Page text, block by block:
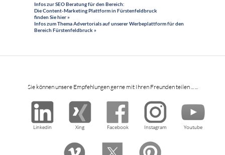
Infos zur SEO Beratung für den Bereich:
Die Content-Marketing Plattform in Fürstenfeldbruck
finden Sie hier »
Infos zum Thema Advertorials auf unserer Werbeplattform für den
Bereich Fürstenfeldbruck »
Sie können unsere Empfehlungen gerne mit Ihren Freunden teilen ... ...
Linkedin Xing Facebook Instagram Youtube